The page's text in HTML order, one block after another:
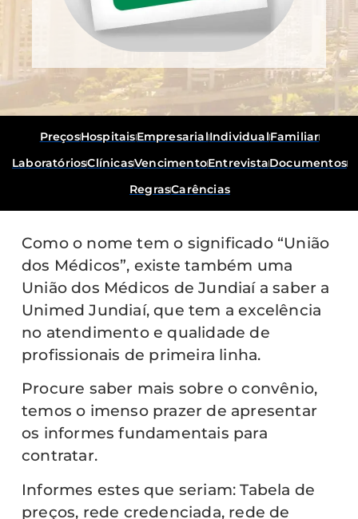
PreçosHospitaisEmpresarialIndividualFamiliar
LaboratóriosClínicasVencimentoEntrevistaDocumentos
RegrasCarências
Como o nome tem o significado “União
dos Médicos”, existe também uma
União dos Médicos de Jundiaí a saber a
Unimed Jundiaí, que tem a excelência
no atendimento e qualidade de
profissionais de primeira linha.
Procure saber mais sobre o convênio,
temos o imenso prazer de apresentar
os informes fundamentais para
contratar.
Informes estes que seriam: Tabela de
preços, rede credenciada, rede de